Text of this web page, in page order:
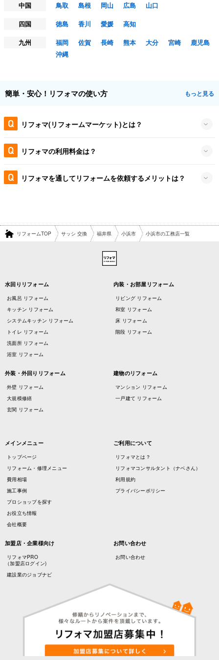
中国
鳥取 島根 岡山 広島
山口
四国
徳島 香川 愛媛
高知
九州
福岡 佐賀 長崎 熊本 大分 宮崎
鹿児島
沖縄
簡単・安心！リフォマの使い方 もっと見る
リフォマ(リフォームマーケット)とは？
リフォマの利用料金は？
リフォマを通してリフォームを依頼するメリットは？
リフォームTOP サッシ 交換 福井県 小浜市 小浜市の工務店一覧
水回りリフォーム
お風呂 リフォーム
キッチン リフォーム
システムキッチン リフォーム
トイレ リフォーム
洗面所 リフォーム
浴室 リフォーム
内装・お部屋リフォーム
リビング リフォーム
和室 リフォーム
床 リフォーム
階段 リフォーム
外装・外回りリフォーム
外壁 リフォーム
大規模修繕
玄関 リフォーム
建物のリフォーム
マンション リフォーム
一戸建て リフォーム
メインメニュー
トップページ
リフォーム・修理メニュー
費用相場
施工事例
プロショップを探す
お役立ち情報
会社概要
ご利用について
リフォマとは？
リフォマコンサルタント（ナベさん）
利用規約
プライバシーポリシー
加盟店・企業様向け
リフォマPRO
（加盟店ログイン)
建設業のジョブナビ
お問い合わせ
お問い合わせ